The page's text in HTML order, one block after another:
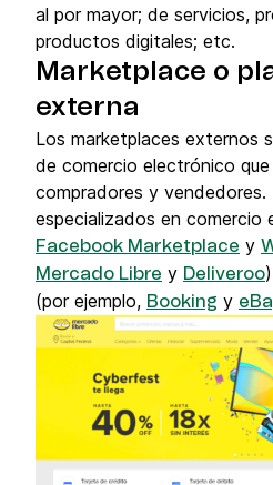
al por mayor; de servicios,
productos digitales; etc.
Marketplace o
externa
Los marketplaces externos
de comercio electrónico
compradores y vendedores.
especializados en comercio
Facebook Marketplace y
Mercado Libre y Deliveroo
(por ejemplo, Booking y